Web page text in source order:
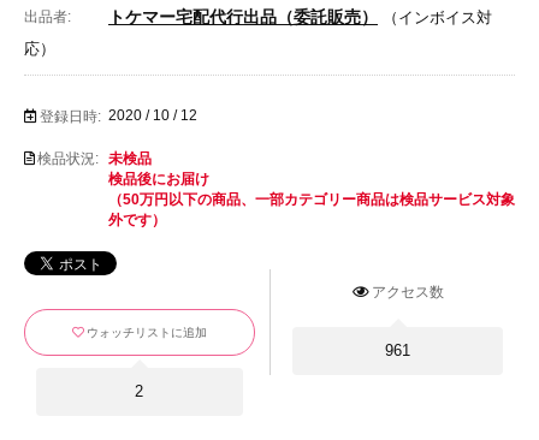
出品者: トケマー宅配代行出品（委託販売）
（インボイス対
応）
登録日時: 2020 / 10 / 12
検品状況: 未検品
検品後にお届け
（50万円以下の商品、一部カテゴリー商品は検品サービス対象
外です）
アクセス数
961
ウォッチリストに追加
2